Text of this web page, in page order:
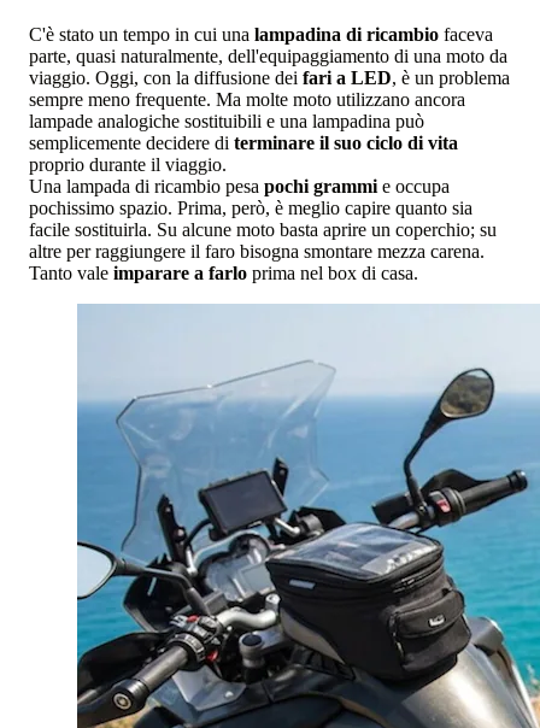
C'è stato un tempo in cui una lampadina di ricambio faceva
parte, quasi naturalmente, dell'equipaggiamento di una moto da
viaggio. Oggi, con la diffusione dei fari a LED, è un problema
sempre meno frequente. Ma molte moto utilizzano ancora
lampade analogiche sostituibili e una lampadina può
semplicemente decidere di terminare il suo ciclo di vita
proprio durante il viaggio.
Una lampada di ricambio pesa pochi grammi e occupa
pochissimo spazio. Prima, però, è meglio capire quanto sia
facile sostituirla. Su alcune moto basta aprire un coperchio; su
altre per raggiungere il faro bisogna smontare mezza carena.
Tanto vale imparare a farlo prima nel box di casa.